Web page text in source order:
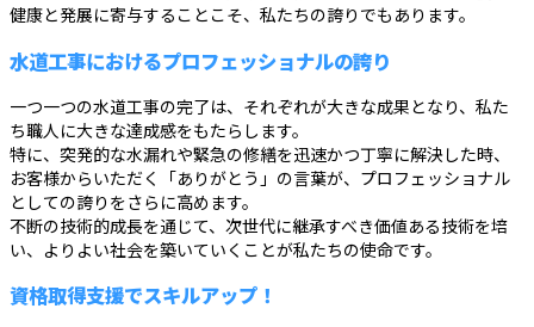
健康と発展に寄与することこそ、私たちの誇りでもあります。
水道工事におけるプロフェッショナルの誇り
一つ一つの水道工事の完了は、それぞれが大きな成果となり、私た
ち職人に大きな達成感をもたらします。
特に、突発的な水漏れや緊急の修繕を迅速かつ丁寧に解決した時、
お客様からいただく「ありがとう」の言葉が、プロフェッショナル
としての誇りをさらに高めます。
不断の技術的成長を通じて、次世代に継承すべき価値ある技術を培
い、よりよい社会を築いていくことが私たちの使命です。
資格取得支援でスキルアップ！